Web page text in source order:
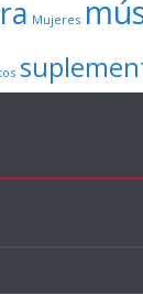
Mujeres